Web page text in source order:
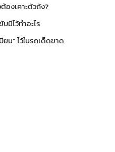
องเคาะตัวถัง?
มีไว้ทำอะไร
ยน” ไว้ในรถเด็ดขาด